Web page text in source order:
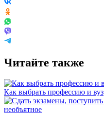
Читайте также
Как выбрать профессию и вуз